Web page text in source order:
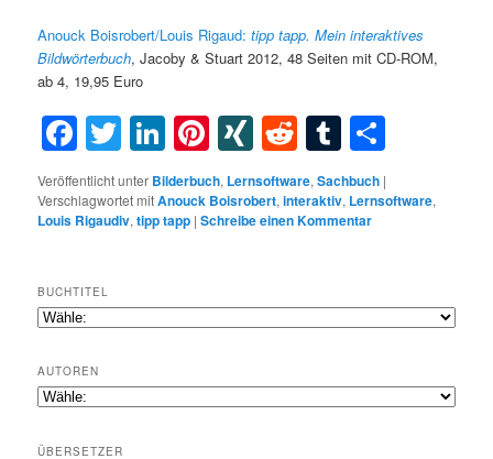
Anouck Boisrobert/Louis Rigaud:tipp tapp.Mein interaktives
Bildwörterbuch, Jacoby & Stuart 2012, 48 Seiten mit CD-ROM,
ab 4, 19,95 Euro
Facebook
Twitter
LinkedIn
Pinterest
XINGRedditTumblr
Veröffentlicht unter Bilderbuch, Lernsoftware,Sachbuch |
Verschlagwortet mitAnouck Boisrobert,interaktiv, Lernsoftware,
Louis Rigaudiv,tipp tapp |Schreibe einen Kommentar
BUCHTITEL
AUTOREN
ÜBERSETZER